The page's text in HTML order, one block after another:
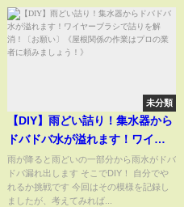
未分類
【DIY】雨どい詰り！集水器から
ドバドバ水が溢れます！ワイヤ
ーブラシで詰りを解消！〔お願
い〕《屋根関係の作業はプロの
業者に頼みましょう！》
雨が降ると雨どいの一部分から雨水がドバ
ドバ漏れ出します そこでDIY！ 自分でや
れるか挑戦です 今回はその模様を記録し
ましたが、考えてみれば...